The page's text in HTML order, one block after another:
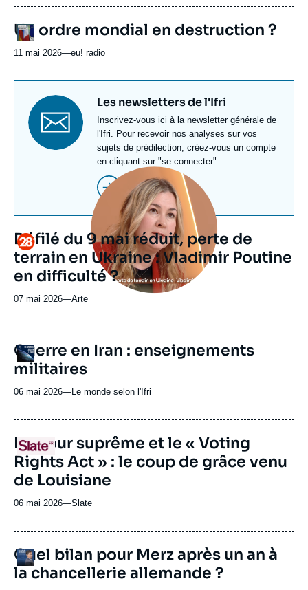
journal,
ou
émission
Logo
URL
de
Spotify
Un ordre mondial en destruction ?
11 mai 2026—Nom
journal,
ou
émission
eu! radio
Titre
newsletter
Les newsletters de l'Ifri
Texte
Newsletter
Inscrivez-vous ici à la newsletter générale de
l'Ifri. Pour recevoir nos analyses sur vos
sujets de prédilection, créez-vous un compte
en cliquant sur "se connecter".
S'inscrire
Logo
principale
médiatique
Défilé du 9 mai réduit, perte de
terrain en Ukraine : Vladimir Poutine
en difficulté ?
07 mai 2026—Nom
journal,
ou
émission
Arte
Logo
URL
de
Spotify
Guerre en Iran : enseignements
militaires
06 mai 2026—Nom
journal,
ou
émission
Le monde selon l'Ifri
Logo
URL
de
Spotify
La Cour suprême et le « Voting
Rights Act » : le coup de grâce venu
de Louisiane
06 mai 2026—Nom
journal,
ou
émission
Slate
Logo
Quel bilan pour Merz après un an à
la chancellerie allemande ?